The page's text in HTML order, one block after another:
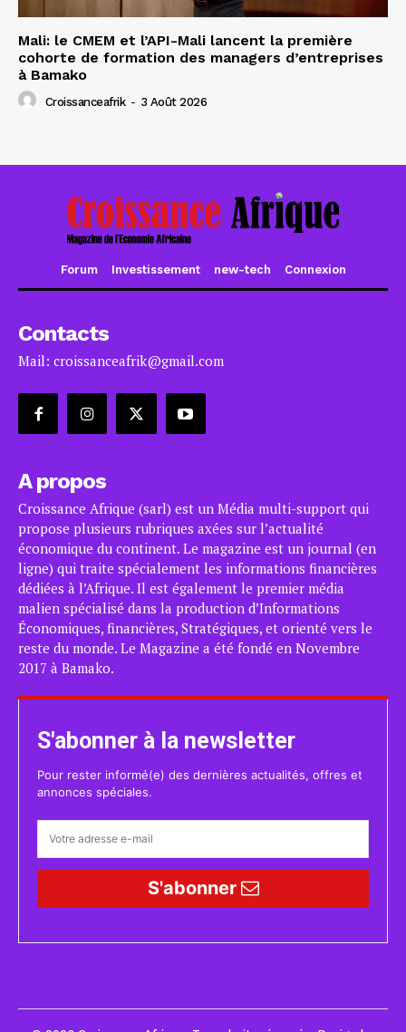
Mali: le CMEM et l’API-Mali lancent la première
cohorte de formation des managers d’entreprises
à Bamako
Croissanceafrik - 3 Août 2026
Forum Investissement new-tech Connexion
Contacts
Mail: croissanceafrik@gmail.com
A propos
Croissance Afrique (sarl) est un Média multi-support qui
propose plusieurs rubriques axées sur l’actualité
économique du continent. Le magazine est un journal (en
ligne) qui traite spécialement les informations financières
dédiées à l’Afrique. Il est également le premier média
malien spécialisé dans la production d’Informations
Économiques, financières, Stratégiques, et orienté vers le
reste du monde. Le Magazine a été fondé en Novembre
2017 à Bamako.
S'abonner à la newsletter
Pour rester informé(e) des dernières actualités, offres et
annonces spéciales.
S'abonner